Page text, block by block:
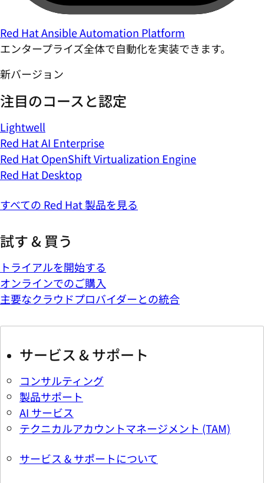
Red Hat Ansible Automation Platform
エンタープライズ全体で自動化を実装できます。
新バージョン
注目のコースと認定
Lightwell
Red Hat AI Enterprise
Red Hat OpenShift Virtualization Engine
Red Hat Desktop
すべての Red Hat 製品を見る
試す & 買う
トライアルを開始する
オンラインでのご購入
主要なクラウドプロバイダーとの統合
サービス & サポート
コンサルティング
製品サポート
AI サービス
テクニカルアカウントマネージメント (TAM)
サービス & サポートについて